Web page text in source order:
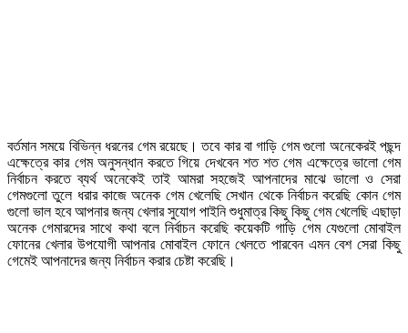
বর্তমান সময়ে বিভিন্ন ধরনের গেম রয়েছে। তবে কার বা গাড়ি গেম গুলো অনেকেরই পছন্দ
এক্ষেত্রে কার গেম অনুসন্ধান করতে গিয়ে দেখবেন শত শত গেম এক্ষেত্রে ভালো গেম
নির্বাচন করতে ব্যর্থ অনেকেই তাই আমরা সহজেই আপনাদের মাঝে ভালো ও সেরা
গেমগুলো তুলে ধরার কাজে অনেক গেম খেলেছি সেখান থেকে নির্বাচন করেছি কোন গেম
গুলো ভাল হবে আপনার জন্য খেলার সুযোগ পাইনি শুধুমাত্র কিছু কিছু গেম খেলেছি এছাড়া
অনেক গেমারদের সাথে কথা বলে নির্বাচন করেছি কয়েকটি গাড়ি গেম যেগুলো মোবাইল
ফোনের খেলার উপযোগী আপনার মোবাইল ফোনে খেলতে পারবেন এমন বেশ সেরা কিছু
গেমেই আপনাদের জন্য নির্বাচন করার চেষ্টা করেছি।